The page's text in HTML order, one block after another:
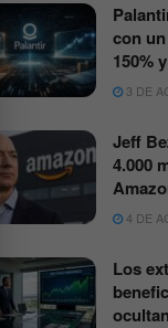
con
150%
3 DE
Jeff
4.000
4 DE
Los